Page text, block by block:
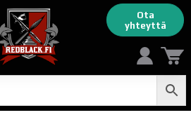
Ota
yhteyttä